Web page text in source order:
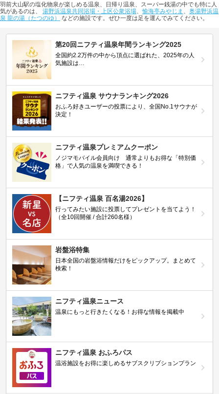
羽前大山駅の塩化物泉が楽しめる温泉、日帰り温泉、スーパー銭湯の中でも特に人
気があるのは、 湯野浜温泉共同浴場・上区公衆浴場 、愉海亭みやじま
奥湯野浜温
泉 龍の湯（たつのゆ）
などの施設です。ぜひ一度は足を運んでみてください。
第20回ニフティ温泉年間ランキング2025
全国約2.2万件の中から頂点に選ばれた、2025年の人
気施設は…
ニフティ温泉 サウナランキング2026
おふろ好きユーザーの投票により、全国No.1サウナが
決定！
ニフティ温泉プレミアムクーポン
ノジマモバイル会員向け 通常よりもお得な「特別価
格」で人気の温泉を満喫できる！
【ニフティ温泉 百名湯2026】
行ってみたい施設に投票してプレゼントを当てよう！
（全10回開催 / 合計260名様）
岩盤浴特集
日本全国の岩盤浴情報だけをピックアップ。まとめて
検索！
ニフティ温泉ニュース
温泉にもっと行きたくなる！お得な情報を掲載中
ニフティ温泉 おふろパス
温浴施設をお得に楽しめるサブスクリプションプラン